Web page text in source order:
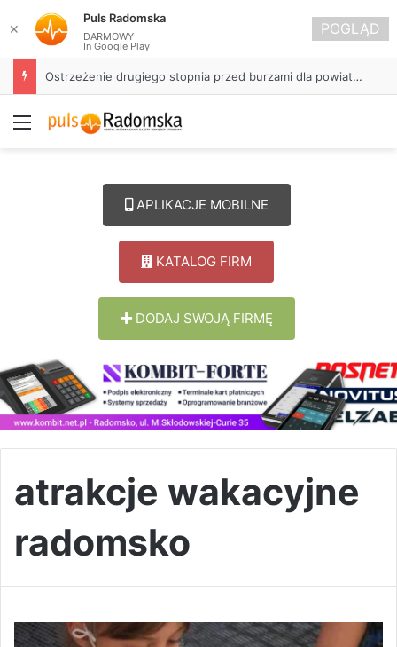
Ostrzeżenie drugiego stopnia przed burzami dla powiatu radomszczańskiego
Menu
APLIKACJE MOBILNE
KATALOG FIRM
DODAJ SWOJĄ FIRMĘ
atrakcje wakacyjne
radomsko
✕
Puls Radomska
DARMOWY
In Google Play
POGLĄD